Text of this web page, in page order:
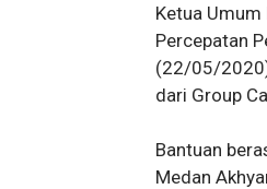
Ketua
Percepatan
(22/05/
dari Group
Bantuan
Medan